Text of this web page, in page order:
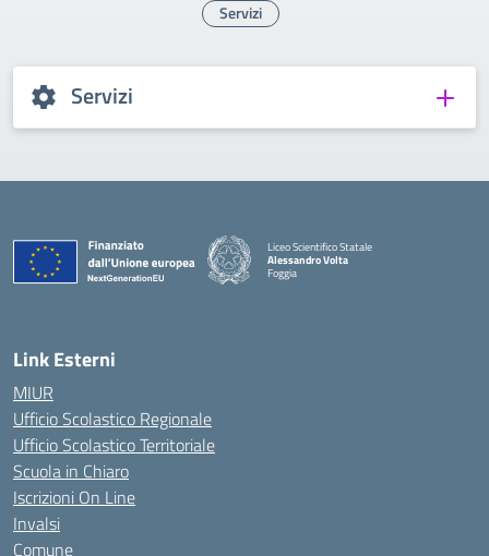
Servizi
Servizi
Liceo Scientifico Statale
Alessandro Volta
Foggia
— Visita la pagina iniziale della scuola
Link Esterni
MIUR
Ufficio Scolastico Regionale
Ufficio Scolastico Territoriale
Scuola in Chiaro
Iscrizioni On Line
Invalsi
Comune